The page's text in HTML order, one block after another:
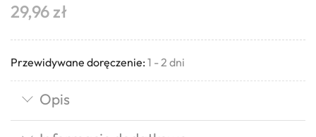
29,96zł
Przewidywane doręczenie: 1 - 2 dni
Opis